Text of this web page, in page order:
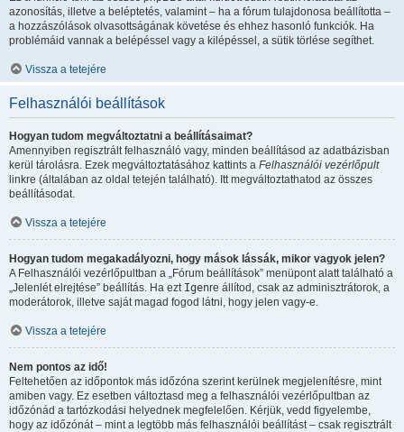
azonosítás, illetve a beléptetés, valamint – ha a fórum tulajdonosa beállította –
a hozzászólások olvasottságának követése és ehhez hasonló funkciók. Ha
problémáid vannak a belépéssel vagy a kilépéssel, a sütik törlése segíthet.
Vissza a tetejére
Felhasználói beállítások
Hogyan tudom megváltoztatni a beállításaimat?
Amennyiben regisztrált felhasználó vagy, minden beállításod az adatbázisban
kerül tárolásra. Ezek megváltoztatásához kattints a Felhasználói vezérlőpult
linkre (általában az oldal tetején található). Itt megváltoztathatod az összes
beállításodat.
Vissza a tetejére
Hogyan tudom megakadályozni, hogy mások lássák, mikor vagyok jelen?
A Felhasználói vezérlőpultban a „Fórum beállítások” menüpont alatt található a
„Jelenlét elrejtése” beállítás. Ha ezt Igenre állítod, csak az adminisztrátorok, a
moderátorok, illetve saját magad fogod látni, hogy jelen vagy-e.
Vissza a tetejére
Nem pontos az idő!
Feltehetően az időpontok más időzóna szerint kerülnek megjelenítésre, mint
amiben vagy. Ez esetben változtasd meg a felhasználói vezérlőpultban az
időzónád a tartózkodási helyednek megfelelően. Kérjük, vedd figyelembe,
hogy az időzónát – mint a legtöbb más felhasználói beállítást – csak regisztrált